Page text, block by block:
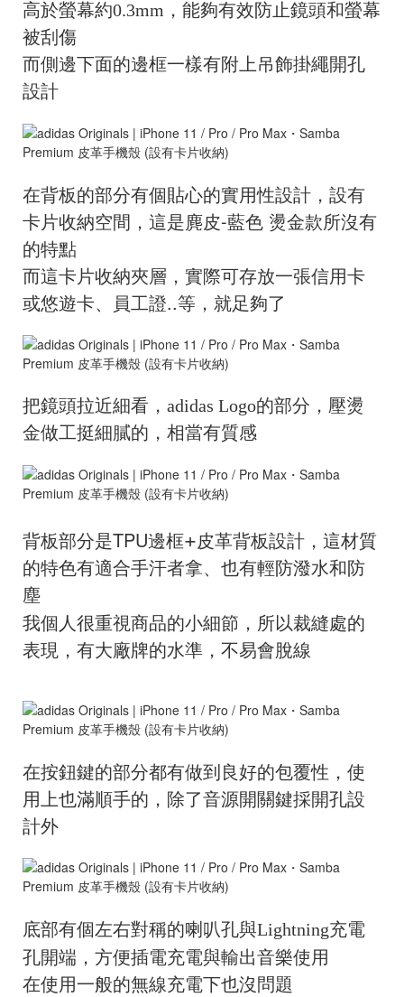
高於螢幕約0.3mm，能夠有效防止鏡頭和螢幕
被刮傷
而側邊下面的邊框一樣有附上吊飾掛繩開孔
設計
在背板的部分有個貼心的實用性設計，設有
卡片收納空間，這是麂皮-藍色 燙金款所沒有
的特點
而這卡片收納夾層，實際可存放一張信用卡
或悠遊卡、員工證..等，就足夠了
把鏡頭拉近細看，adidas Logo的部分，壓燙
金做工挺細膩的，相當有質感
背板部分是TPU邊框+皮革背板設計 ，這材質
的特色有適合手汗者拿、也有輕防潑水和防
塵
我個人很重視商品的小細節，所以裁縫處的
表現，有大廠牌的水準，不易會脫線
在按鈕鍵的部分都有做到良好的包覆性，使
用上也滿順手的，除了音源開關鍵採開孔設
計外
底部有個左右對稱的喇叭孔與Lightning充電
孔開端，方便插電充電與輸出音樂使用
在使用一般的無線充電下也沒問題